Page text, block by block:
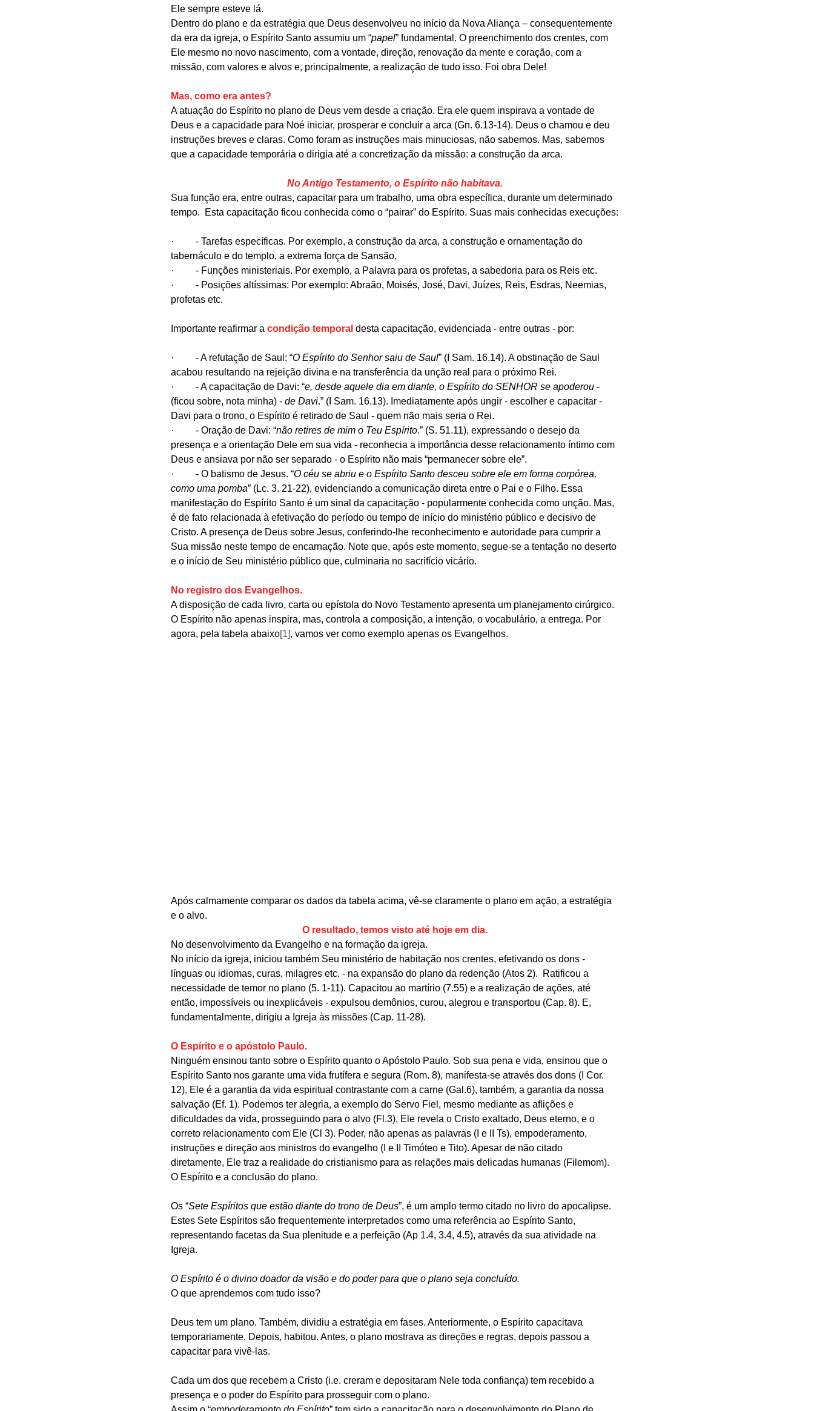
Ele sempre esteve lá.
Dentro do plano e da estratégia que Deus desenvolveu no início da Nova Aliança – consequentemente
da era da igreja, o Espírito Santo assumiu um “papel” fundamental. O preenchimento dos crentes, com
Ele mesmo no novo nascimento, com a vontade, direção, renovação da mente e coração, com a
missão, com valores e alvos e, principalmente, a realização de tudo isso. Foi obra Dele!
Mas, como era antes?
A atuação do Espírito no plano de Deus vem desde a criação. Era ele quem inspirava a vontade de
Deus e a capacidade para Noé iniciar, prosperar e concluir a arca (Gn. 6.13-14). Deus o chamou e deu
instruções breves e claras. Como foram as instruções mais minuciosas, não sabemos. Mas, sabemos
que a capacidade temporária o dirigia até a concretização da missão: a construção da arca.
No Antigo Testamento, o Espírito não habitava.
Sua função era, entre outras, capacitar para um trabalho, uma obra específica, durante um determinado
tempo.  Esta capacitação ficou conhecida como o “pairar” do Espírito. Suas mais conhecidas execuções:
·         - Tarefas específicas. Por exemplo, a construção da arca, a construção e ornamentação do
tabernáculo e do templo, a extrema força de Sansão,
·         - Funções ministeriais. Por exemplo, a Palavra para os profetas, a sabedoria para os Reis etc.
·         - Posições altíssimas: Por exemplo: Abraão, Moisés, José, Davi, Juízes, Reis, Esdras, Neemias,
profetas etc.
Importante reafirmar a condição temporal desta capacitação, evidenciada - entre outras - por:
·         - A refutação de Saul: “O Espírito do Senhor saiu de Saul” (I Sam. 16.14). A obstinação de Saul
acabou resultando na rejeição divina e na transferência da unção real para o próximo Rei.
·         - A capacitação de Davi: “e, desde aquele dia em diante, o Espírito do SENHOR se apoderou -
(ficou sobre, nota minha) - de Davi.” (I Sam. 16.13). Imediatamente após ungir - escolher e capacitar -
Davi para o trono, o Espírito é retirado de Saul - quem não mais seria o Rei.
·         - Oração de Davi: “não retires de mim o Teu Espírito.” (S. 51.11), expressando o desejo da
presença e a orientação Dele em sua vida - reconhecia a importância desse relacionamento íntimo com
Deus e ansiava por não ser separado - o Espírito não mais “permanecer sobre ele”.
·         - O batismo de Jesus. “O céu se abriu e o Espírito Santo desceu sobre ele em forma corpórea,
como uma pomba” (Lc. 3. 21-22), evidenciando a comunicação direta entre o Pai e o Filho. Essa
manifestação do Espírito Santo é um sinal da capacitação - popularmente conhecida como unção. Mas,
é de fato relacionada à efetivação do período ou tempo de início do ministério público e decisivo de
Cristo. A presença de Deus sobre Jesus, conferindo-lhe reconhecimento e autoridade para cumprir a
Sua missão neste tempo de encarnação. Note que, após este momento, segue-se a tentação no deserto
e o início de Seu ministério público que, culminaria no sacrifício vicário.
No registro dos Evangelhos.
A disposição de cada livro, carta ou epístola do Novo Testamento apresenta um planejamento cirúrgico.
O Espírito não apenas inspira, mas, controla a composição, a intenção, o vocabulário, a entrega. Por
agora, pela tabela abaixo[1], vamos ver como exemplo apenas os Evangelhos.
Após calmamente comparar os dados da tabela acima, vê-se claramente o plano em ação, a estratégia
e o alvo.
O resultado, temos visto até hoje em dia.
No desenvolvimento da Evangelho e na formação da igreja.
No início da igreja, iniciou também Seu ministério de habitação nos crentes, efetivando os dons -
línguas ou idiomas, curas, milagres etc. - na expansão do plano da redenção (Atos 2).  Ratificou a
necessidade de temor no plano (5. 1-11). Capacitou ao martírio (7.55) e a realização de ações, até
então, impossíveis ou inexplicáveis - expulsou demônios, curou, alegrou e transportou (Cap. 8). E,
fundamentalmente, dirigiu a Igreja às missões (Cap. 11-28).
O Espírito e o apóstolo Paulo.
Ninguém ensinou tanto sobre o Espírito quanto o Apóstolo Paulo. Sob sua pena e vida, ensinou que o
Espírito Santo nos garante uma vida frutífera e segura (Rom. 8), manifesta-se através dos dons (I Cor.
12), Ele é a garantia da vida espiritual contrastante com a carne (Gal.6), também, a garantia da nossa
salvação (Ef. 1). Podemos ter alegria, a exemplo do Servo Fiel, mesmo mediante as aflições e
dificuldades da vida, prosseguindo para o alvo (Fl.3), Ele revela o Cristo exaltado, Deus eterno, e o
correto relacionamento com Ele (Cl 3). Poder, não apenas as palavras (I e II Ts), empoderamento,
instruções e direção aos ministros do evangelho (I e II Timóteo e Tito). Apesar de não citado
diretamente, Ele traz a realidade do cristianismo para as relações mais delicadas humanas (Filemom).
O Espírito e a conclusão do plano.
Os “Sete Espíritos que estão diante do trono de Deus”, é um amplo termo citado no livro do apocalipse.
Estes Sete Espíritos são frequentemente interpretados como uma referência ao Espírito Santo,
representando facetas da Sua plenitude e a perfeição (Ap 1.4, 3.4, 4.5), através da sua atividade na
Igreja.
O Espírito é o divino doador da visão e do poder para que o plano seja concluído.
O que aprendemos com tudo isso?
Deus tem um plano. Também, dividiu a estratégia em fases. Anteriormente, o Espírito capacitava
temporariamente. Depois, habitou. Antes, o plano mostrava as direções e regras, depois passou a
capacitar para vivê-las.
Cada um dos que recebem a Cristo (i.e. creram e depositaram Nele toda confiança) tem recebido a
presença e o poder do Espírito para prosseguir com o plano.